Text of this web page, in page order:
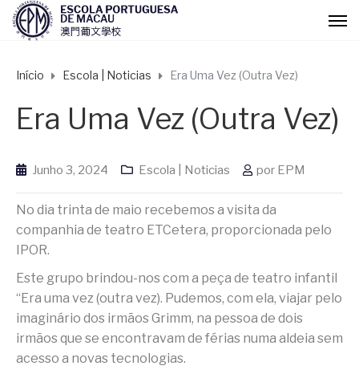
Início Escola | Noticias Era Uma Vez (Outra Vez)
Era Uma Vez (Outra Vez)
Junho 3, 2024 Escola | Noticias por EPM
No dia trinta de maio recebemos a visita da
companhia de teatro ETCetera, proporcionada pelo
IPOR.
Este grupo brindou-nos com a peça de teatro infantil
“Era uma vez (outra vez). Pudemos, com ela, viajar pelo
imaginário dos irmãos Grimm, na pessoa de dois
irmãos que se encontravam de férias numa aldeia sem
acesso a novas tecnologias.